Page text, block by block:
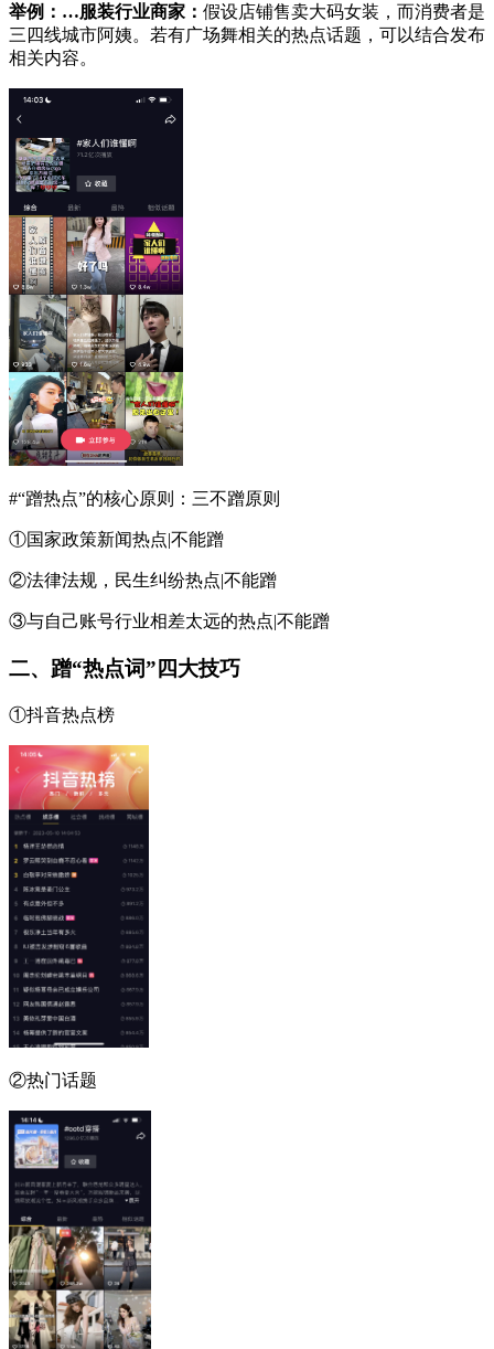
举例：…服装行业商家： 假设店铺售卖大码女装，而消费者是
三四线城市阿姨。若有广场舞相关的热点话题，可以结合发布
相关内容。
#“蹭热点”的核心原则：三不蹭原则
①国家政策新闻热点|不能蹭
②法律法规，民生纠纷热点|不能蹭
③与自己账号行业相差太远的热点|不能蹭
二、蹭“热点词”四大技巧
①抖音热点榜
②热门话题